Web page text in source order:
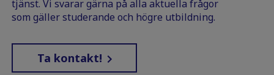
tjänst. Vi svarar gärna på alla aktuella frågor
som gäller studerande och högre utbildning.
Ta kontakt!